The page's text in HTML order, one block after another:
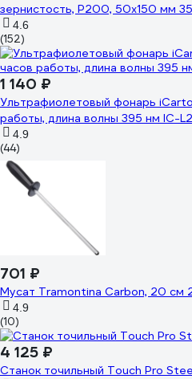
зернистость, Р200, 50х150 мм
4.6
(152)
1 140 ₽
Ультрафиолетовый фонарь
работы, длина волны 395 нм IC-
4.9
(44)
701 ₽
Мусат Tramontina Carbon, 20 см
4.9
(10)
4 125 ₽
Станок точильный Touch Pro